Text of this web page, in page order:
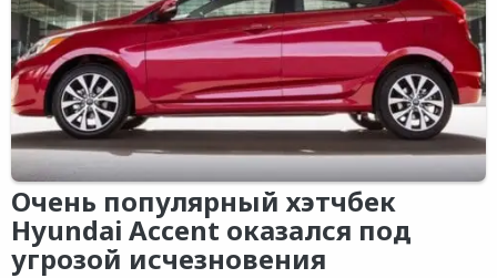
Очень популярный хэтчбек
Hyundai Accent оказался под
угрозой исчезновения